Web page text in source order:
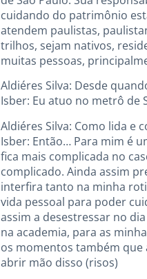
cuidando do patrimônio
atendem paulistas,
trilhos, sejam nativos,
muitas pessoas,
Aldiéres Silva: Desde
Isber: Eu atuo no metrô de
Aldiéres Silva: Como lida e
Isber: Então… Para mim é
fica mais complicada no
complicado. Ainda assim
interfira tanto na minha
vida pessoal para poder
assim a desestressar no
na academia, para as
os momentos também que
abrir mão disso (risos)